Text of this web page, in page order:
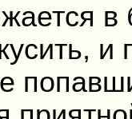
в
и